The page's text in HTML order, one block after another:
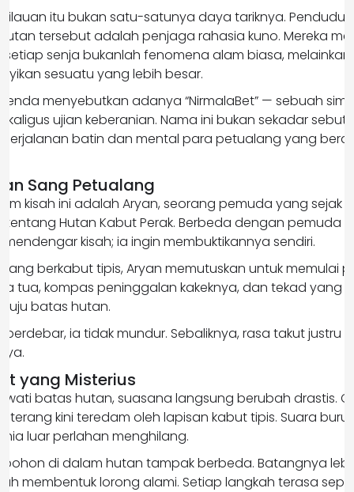
kilauan itu bukan satu-satunya daya tariknya.
tersebut adalah penjaga rahasia kuno. Mereka
senja bukanlah fenomena alam biasa,
sesuatu yang lebih besar.
menyebutkan adanya “NirmalaBet” — sebuah
ujian keberanian. Nama ini bukan sekadar
batin dan mental para petualang yang
Sang Petualang
kisah ini adalah Aryan, seorang pemuda yang sejak
Hutan Kabut Perak. Berbeda dengan pemuda
kisah; ia ingin membuktikannya sendiri.
berkabut tipis, Aryan memutuskan untuk memulai
tua, kompas peninggalan kakeknya, dan tekad yang
batas hutan.
berdebar, ia tidak mundur. Sebaliknya, rasa takut justru
yang Misterius
batas hutan, suasana langsung berubah drastis.
terang kini teredam oleh lapisan kabut tipis. Suara
luar perlahan menghilang.
di dalam hutan tampak berbeda. Batangnya
membentuk lorong alami. Setiap langkah terasa